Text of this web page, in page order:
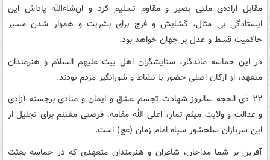
مقابل اراده‌ی ملتی بصیر و مقاوم تسلیم کرد و ان‌شاءالله پاداش این
ایستادگی بی مثال، گشایش و فرج برای بشریت و هموار شدن مسیر
حاکمیت قسط و عدل بر جهان خواهد بود.
در این حماسه ماندگار، ستایشگران اهل بیت علیهم السلام و هنرمندان
متعهد، از ارکان اصلی حضور با نشاط و شورانگیز مردم بودند.
۲۲ ذی الحجه سالروز شهادت تجسم عشق و ایمان و منادی برجسته آزادی
و عدالت و ولایت میثم تمار، اعلی الله مقامه، فرصتی مغتنم برای تجلیل از
این سربازان سلحشور سپاه امام زمان (عج) است.
آفرین بر شما مداحان، شاعران و هنرمندان متعهدی که در حماسه بعثت